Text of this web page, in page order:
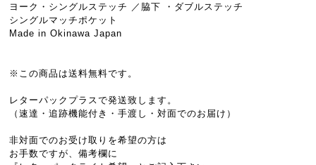
ヨーク・シングルステッチ ／脇下 ・ダブルステッチ
シングルマッチポケット
Made in Okinawa Japan
※この商品は送料無料です。
レターパックプラスで発送致します。
（速達・追跡機能付き・手渡し・対面でのお届け）
非対面でのお受け取りを希望の方は
お手数ですが、備考欄に